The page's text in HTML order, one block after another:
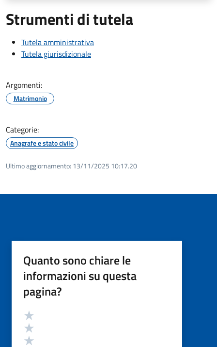
Strumenti di tutela
Tutela amministrativa
Tutela giurisdizionale
Argomenti:
Matrimonio
Categorie:
Anagrafe e stato civile
Ultimo aggiornamento: 13/11/2025 10:17.20
Quanto sono chiare le
informazioni su questa
pagina?
Valutazione